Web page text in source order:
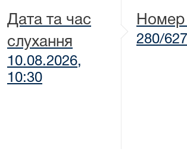
Дата та час
слухання
10.08.2026,
10:30
Номер
280/